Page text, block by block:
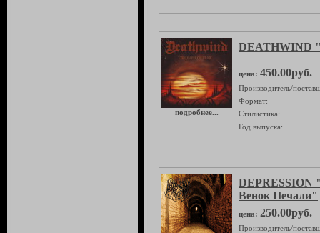
подробнее...
DEATHWIND
цена: 450.00руб.
Производитель/
Формат:
Стилистика:
Год выпуска:
DEPRESSION
Венок Печали"
цена: 250.00руб.
Производитель/